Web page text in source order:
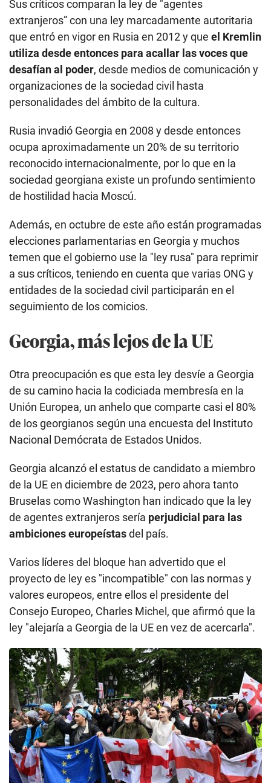
Sus críticos comparan la ley de "agentes
extranjeros” con una ley marcadamente autoritaria
que entró en vigor en Rusia en 2012 y que el Kremlin
utiliza desde entonces para acallar las voces que
desafían al poder, desde medios de comunicación y
organizaciones de la sociedad civil hasta
personalidades del ámbito de la cultura.
Rusia invadió Georgia en 2008 y desde entonces
ocupa aproximadamente un 20% de su territorio
reconocido internacionalmente, por lo que en la
sociedad georgiana existe un profundo sentimiento
de hostilidad hacia Moscú.
Además, en octubre de este año están programadas
elecciones parlamentarias en Georgia y muchos
temen que el gobierno use la "ley rusa" para reprimir
a sus críticos, teniendo en cuenta que varias ONG y
entidades de la sociedad civil participarán en el
seguimiento de los comicios.
Georgia, más lejos de la UE
Otra preocupación es que esta ley desvíe a Georgia
de su camino hacia la codiciada membresía en la
Unión Europea, un anhelo que comparte casi el 80%
de los georgianos según una encuesta del Instituto
Nacional Demócrata de Estados Unidos.
Georgia alcanzó el estatus de candidato a miembro
de la UE en diciembre de 2023, pero ahora tanto
Bruselas como Washington han indicado que la ley
de agentes extranjeros sería perjudicial para las
ambiciones europeístasdel país.
Varios líderes del bloque han advertido que el
proyecto de ley es "incompatible" con las normas y
valores europeos, entre ellos el presidente del
Consejo Europeo, Charles Michel, que afirmó que la
ley "alejaría a Georgia de la UE en vez de acercarla".